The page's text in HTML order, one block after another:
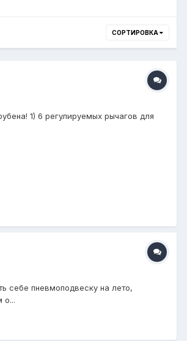
СОРТИРОВКА
1) 6 регулируемых рычагов для
себе пневмоподвеску на лето,
о...